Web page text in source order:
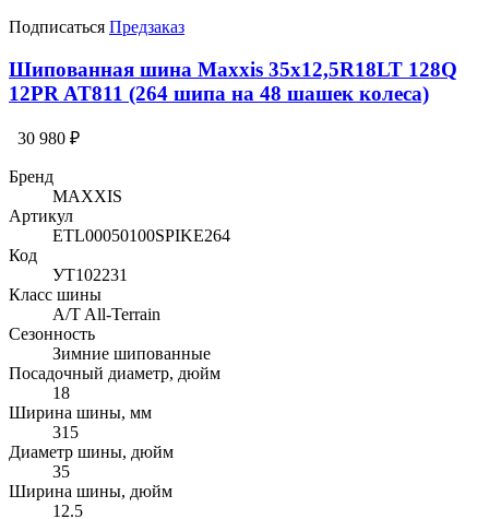
Подписаться Предзаказ
Шипованная шина Maxxis 35x12,5R18LT 128Q
12PR AT811 (264 шипа на 48 шашек колеса)
30 980 ₽
Бренд
MAXXIS
Артикул
ETL00050100SPIKE264
Код
УТ102231
Класс шины
A/T All-Terrain
Сезонность
Зимние шипованные
Посадочный диаметр, дюйм
18
Ширина шины, мм
315
Диаметр шины, дюйм
35
Ширина шины, дюйм
12.5